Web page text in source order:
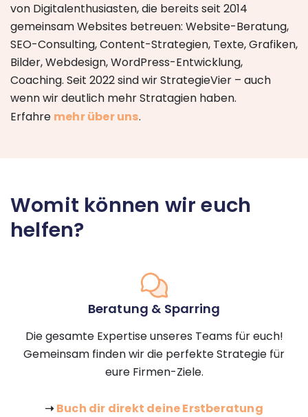
von Digitalenthusiasten, die bereits seit 2014
gemeinsam Websites betreuen: Website-Beratung,
SEO-Consulting, Content-Strategien, Texte, Grafiken,
Bilder, Webdesign, WordPress-Entwicklung,
Coaching. Seit 2022 sind wir StrategieVier – auch
wenn wir deutlich mehr Stratagien haben.
Erfahre mehr über uns.
Womit können wir euch
helfen?
Beratung & Sparring
Die gesamte Expertise unseres Teams für euch!
Gemeinsam finden wir die perfekte Strategie für
eure Firmen-Ziele.
➝ Buch dir direkt deine Erstberatung